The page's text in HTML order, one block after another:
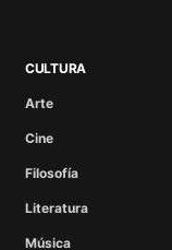
CULTURA
Arte
Cine
Filosofía
Literatura
Música